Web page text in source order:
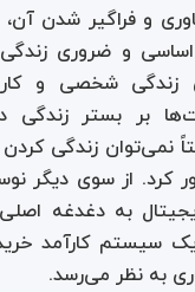
و فراگیر شدن
و ضروری زندگی
زندگی شخصی و
بر بستر زندگی
نمی‌توان زندگی
کرد. از سوی دیگر
به دغدغه
سیستم کارآمد
به نظر می‌رسد.